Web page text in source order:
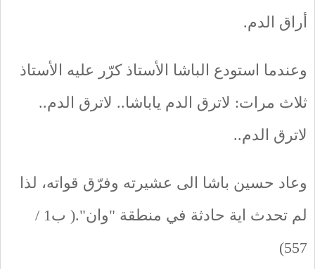
أراق الدم.
وعندما استودع الباشا الأستاذ كرّر عليه الأستاذ
ثلاث مرات: لاترق الدم ياباشا.. لاترق الدم..
لاترق الدم..
وعاد حسين باشا الى عشيرته وفرّق قواته، لذا
لم تحدث اية حادثة في منطقة "وان".( ب1 /
557)